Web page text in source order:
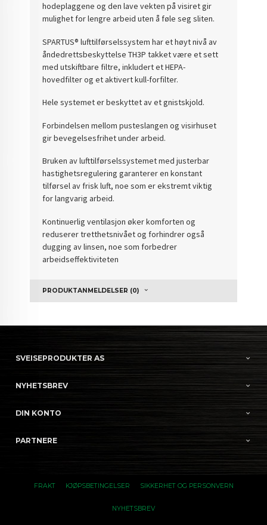
hodeplaggene og den lave vekten på visiret gir
mulighet for lengre arbeid uten å føle seg sliten.
SPARTUS® lufttilførselssystem har et høyt nivå av
åndedrettsbeskyttelse TH3P takket være et sett
med utskiftbare filtre, inkludert et HEPA-
hovedfilter og et aktivert kull-forfilter.
Hele systemet er beskyttet av et gnistskjold.
Forbindelsen mellom pusteslangen og visirhuset
gir bevegelsesfrihet under arbeid.
Bruken av lufttilførselssystemet med justerbar
hastighetsregulering garanterer en konstant
tilførsel av frisk luft, noe som er ekstremt viktig
for langvarig arbeid.
Kontinuerlig ventilasjon øker komforten og
reduserer tretthetsnivået og forhindrer også
dugging av linsen, noe som forbedrer
arbeidseffektiviteten
PRODUKTANMELDELSER (0)
SVEISEPRODUKTER AS
NYHETSBREV
DIN KONTO
PARTNERE
FRAKT KJØPSBETINGELSER SIKKERHET OG PERSONVERN
NYHETSBREV